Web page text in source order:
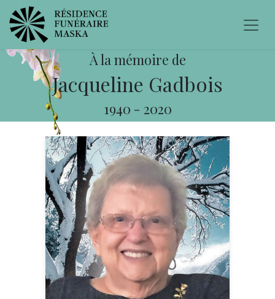
À la mémoire de
Jacqueline Gadbois
1940 - 2020